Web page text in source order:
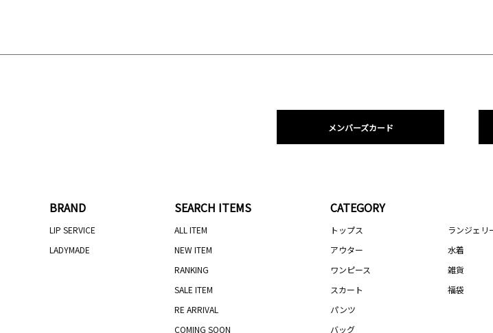
メンバーズカード
BRAND
LIP SERVICE
LADYMADE
SEARCH ITEMS
ALL ITEM
NEW ITEM
RANKING
SALE ITEM
RE ARRIVAL
COMING SOON
CATEGORY
トップス
アウター
ワンピース
スカート
パンツ
バッグ
ランジェリ
水着
雑貨
福袋